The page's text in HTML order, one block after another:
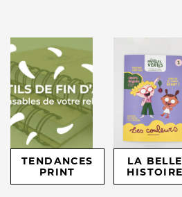
TENDANCES
PRINT
LA BELLE
HISTOIRE